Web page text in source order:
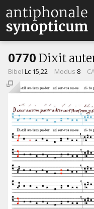
0770 Dixit
Bibel Lc 15,22 Modus 8